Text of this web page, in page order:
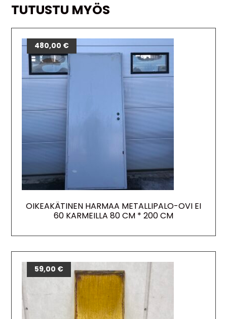
TUTUSTU MYÖS
OIKEAKÄTINEN HARMAA METALLIPALO-OVI EI
60 KARMEILLA 80 CM * 200 CM
480,00 €
59,00 €